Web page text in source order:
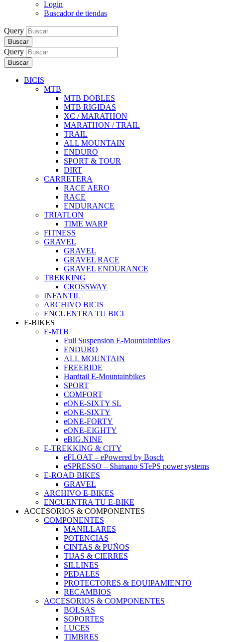
Login
Buscador de tiendas
Query
Buscar
Query
Buscar
BICIS
MTB
MTB DOBLES
MTB RIGIDAS
XC / MARATHON
MARATHON / TRAIL
TRAIL
ALL MOUNTAIN
ENDURO
SPORT & TOUR
DIRT
CARRETERA
RACE AERO
RACE
ENDURANCE
TRIATLON
TIME WARP
FITNESS
GRAVEL
GRAVEL
GRAVEL RACE
GRAVEL ENDURANCE
TREKKING
CROSSWAY
INFANTIL
ARCHIVO BICIS
ENCUENTRA TU BICI
E-BIKES
E-MTB
Full Suspension E-Mountainbikes
ENDURO
ALL MOUNTAIN
FREERIDE
Hardtail E-Mountainbikes
SPORT
COMFORT
eONE-SIXTY SL
eONE-SIXTY
eONE-FORTY
eONE-EIGHTY
eBIG.NINE
E-TREKKING & CITY
eFLOAT – ePowered by Bosch
eSPRESSO – Shimano STePS power systems
E-ROAD BIKES
GRAVEL
ARCHIVO E-BIKES
ENCUENTRA TU E-BIKE
ACCESORIOS & COMPONENTES
COMPONENTES
MANILLARES
POTENCIAS
CINTAS & PUÑOS
TIJAS & CIERRES
SILLINES
PEDALES
PROTECTORES & EQUIPAMIENTO
RECAMBIOS
ACCESORIOS & COMPONENTES
BOLSAS
SOPORTES
LUCES
TIMBRES